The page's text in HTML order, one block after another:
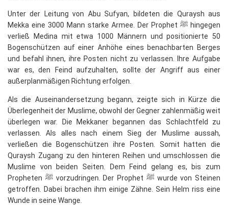
Unter der Leitung von Abu Sufyan, bildeten die Quraysh aus
Mekka eine 3000 Mann starke Armee. Der Prophet ﷺ hingegen
verließ Medina mit etwa 1000 Männern und positionierte 50
Bogenschützen auf einer Anhöhe eines benachbarten Berges
und befahl ihnen, ihre Posten nicht zu verlassen. Ihre Aufgabe
war es, den Feind aufzuhalten, sollte der Angriff aus einer
außerplanmäßigen Richtung erfolgen.
Als die Auseinandersetzung begann, zeigte sich in Kürze die
Überlegenheit der Muslime, obwohl der Gegner zahlenmäßig weit
überlegen war. Die Mekkaner begannen das Schlachtfeld zu
verlassen. Als alles nach einem Sieg der Muslime aussah,
verließen die Bogenschützen ihre Posten. Somit hatten die
Quraysh Zugang zu den hinteren Reihen und umschlossen die
Muslime von beiden Seiten. Dem Feind gelang es, bis zum
Propheten ﷺ vorzudringen. Der Prophet ﷺ wurde von Steinen
getroffen. Dabei brachen ihm einige Zähne. Sein Helm riss eine
Wunde in seine Wange.